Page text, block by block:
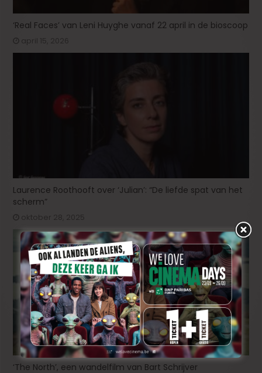
‘Real Faces’ van Leni Huyghe vanaf 22 april in de bioscoop
april 15, 2026
Laurence Roothooft over ‘Julian’: “De liefde spat van het
scherm”
oktober 28, 2025
‘The North’, een wandelfilm van Bart Schrijver